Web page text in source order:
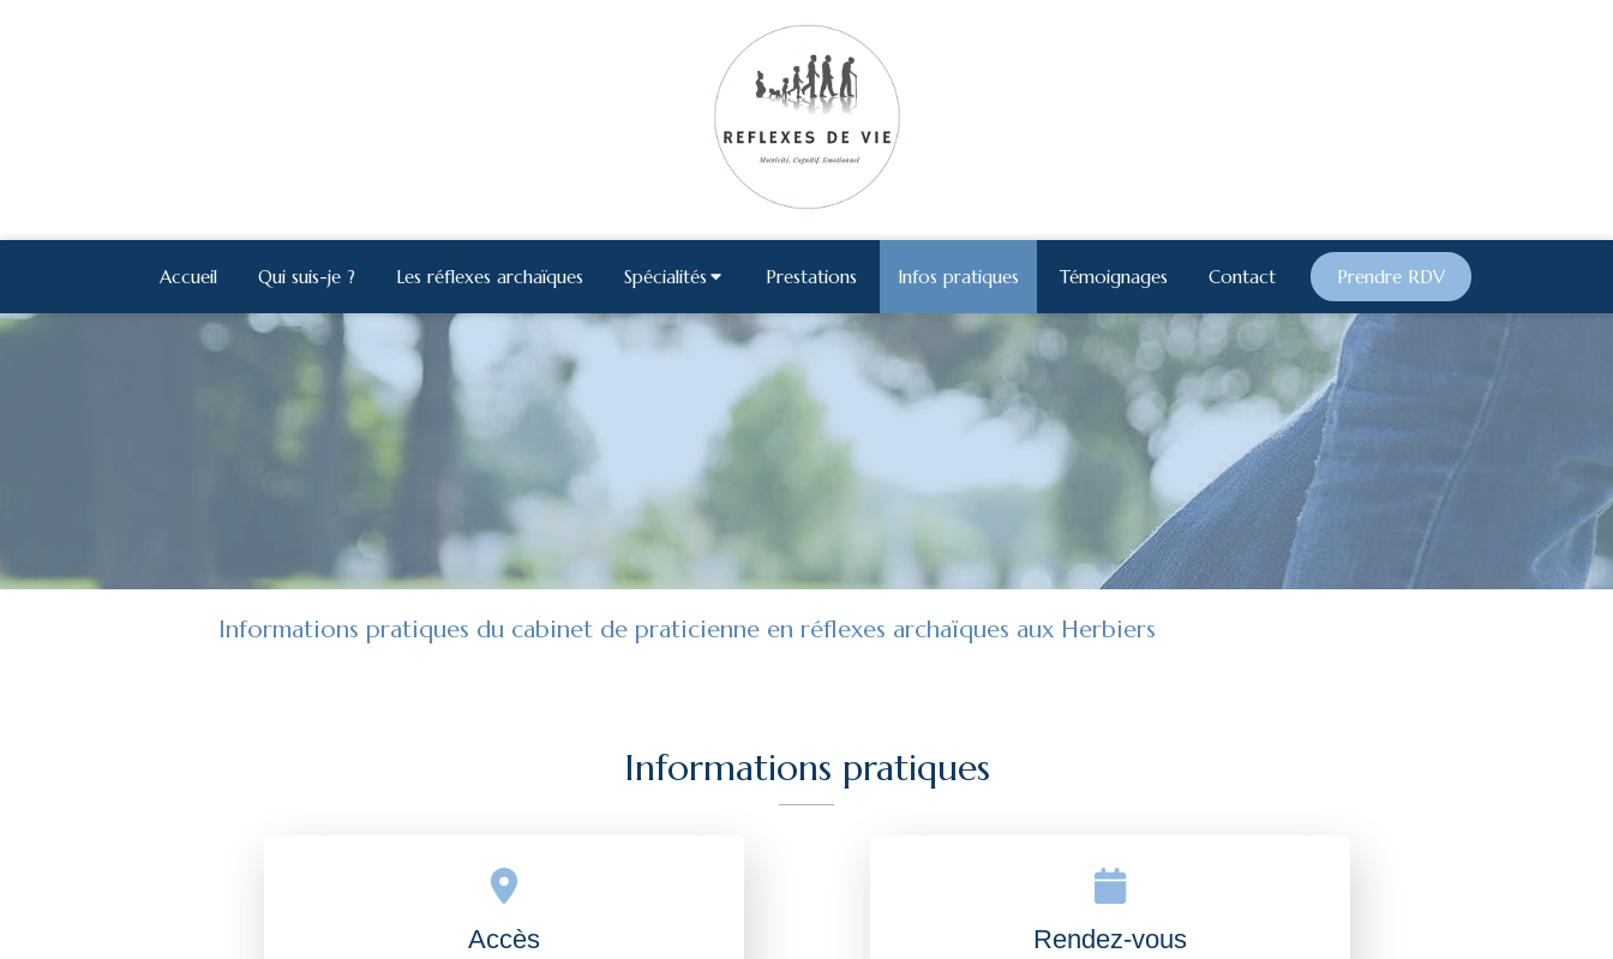
Accueil Qui suis-je ? Les réflexes archaïques Spécialités Prestations Infos pratiques Témoignages Contact Prendre RDV
Informations pratiques du cabinet de praticienne en réflexes archaïques aux Herbiers
Informations pratiques
Accès Rendez-vous